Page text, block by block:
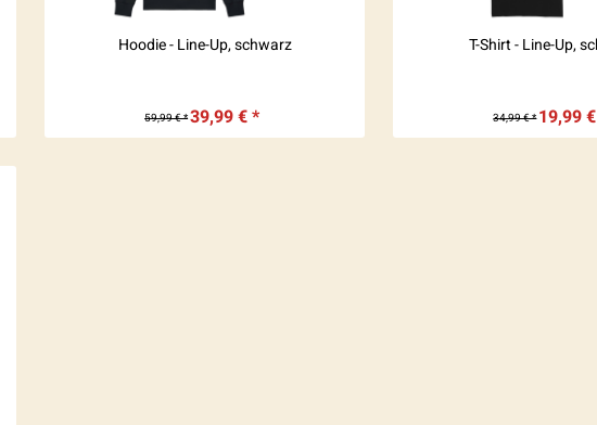
Hoodie - Line-Up, schwarz
59,99 € *39,99 € *
T-Shirt - Line-Up,
34,99 € *19,99